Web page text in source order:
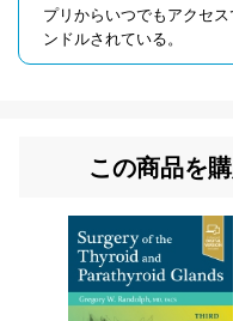
プリからいつでもアクセ
ンドルされている。
この商品を